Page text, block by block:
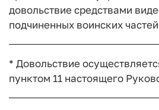
довольствие средствами
подчиненных воинских
* Довольствие
пунктом 11 настоящего